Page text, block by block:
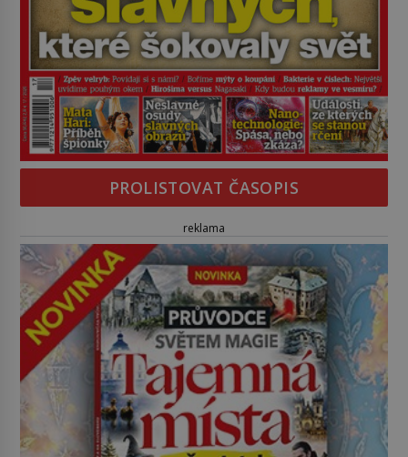
PROLISTOVAT ČASOPIS
reklama